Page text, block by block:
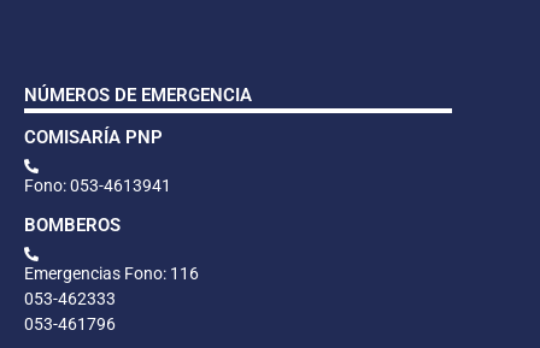
NÚMEROS DE EMERGENCIA
COMISARÍA PNP
Fono: 053-4613941
BOMBEROS
Emergencias Fono: 116
053-462333
053-461796